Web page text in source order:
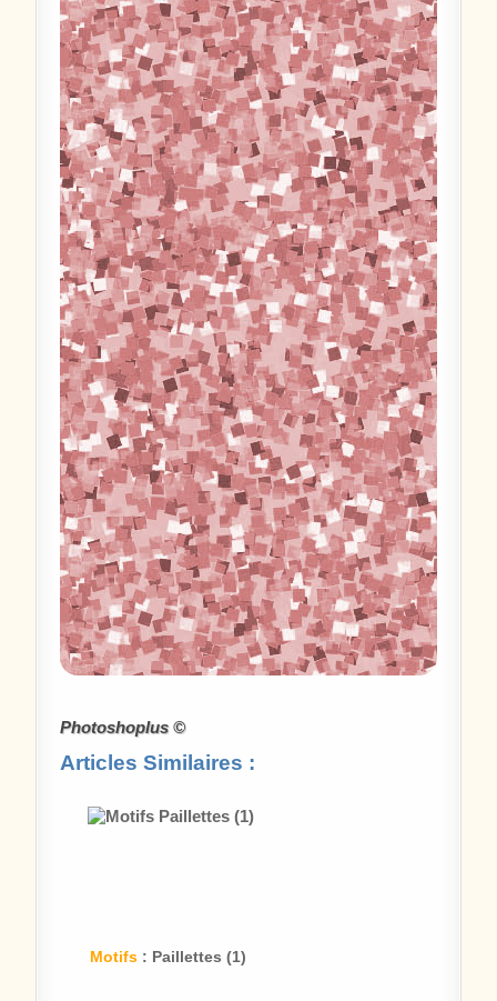
Photoshoplus ©
Articles Similaires :
Motifs : Paillettes (1)